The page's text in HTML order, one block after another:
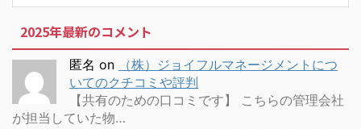
2025年最新のコメント
匿名 on
（株）ジョイフルマネージメントにつ
いてのクチコミや評判
【共有のための口コミです】 こちらの管理会社
が担当していた物…